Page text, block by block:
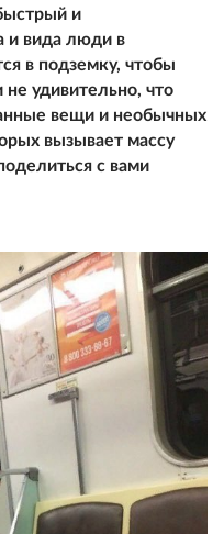
и
и вида люди в
в подземку, чтобы
не удивительно, что
вещи и необычных
вызывает массу
с вами